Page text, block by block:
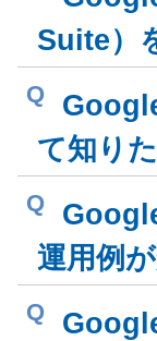
Suite）
Q
て知り
Q
運用例
Q